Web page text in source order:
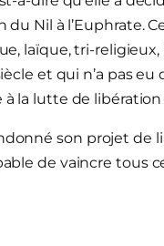
Nil à l’Euphrate.
laïque, tri-
et qui n’a pas eu
la lutte de libération
son projet de
de vaincre tous